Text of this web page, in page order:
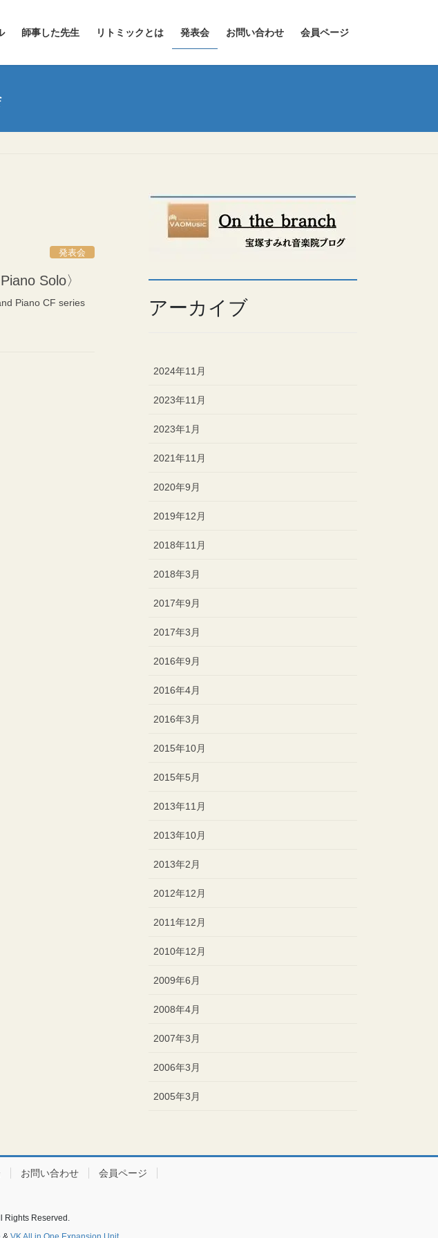
師事した先生 リトミックとは 発表会 お問い合わせ 会員ページ
発表会
Solo〉
Piano CF series
アーカイブ
2024年11月
2023年11月
2023年1月
2021年11月
2020年9月
2019年12月
2018年11月
2018年3月
2017年9月
2017年3月
2016年9月
2016年4月
2016年3月
2015年10月
2015年5月
2013年11月
2013年10月
2013年2月
2012年12月
2011年12月
2010年12月
2009年6月
2008年4月
2007年3月
2006年3月
2005年3月
お問い合わせ 会員ページ
Rights Reserved.